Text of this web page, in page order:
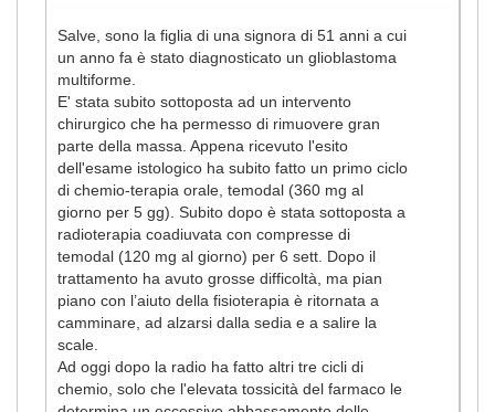
Salve, sono la figlia di una signora di 51 anni a cui
un anno fa è stato diagnosticato un glioblastoma
multiforme.
E' stata subito sottoposta ad un intervento
chirurgico che ha permesso di rimuovere gran
parte della massa. Appena ricevuto l'esito
dell'esame istologico ha subito fatto un primo ciclo
di chemio-terapia orale, temodal (360 mg al
giorno per 5 gg). Subito dopo è stata sottoposta a
radioterapia coadiuvata con compresse di
temodal (120 mg al giorno) per 6 sett. Dopo il
trattamento ha avuto grosse difficoltà, ma pian
piano con l’aiuto della fisioterapia è ritornata a
camminare, ad alzarsi dalla sedia e a salire la
scale.
Ad oggi dopo la radio ha fatto altri tre cicli di
chemio, solo che l'elevata tossicità del farmaco le